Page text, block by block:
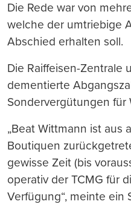
Die Rede war von
welche der umtriebige
Abschied erhalten soll.
Die Raiffeisen-Zentrale
dementierte
Sondervergütungen für
„Beat Wittmann ist aus
Boutiquen
gewisse Zeit (bis
operativ der TCMG für
Verfügung“, meinte ein